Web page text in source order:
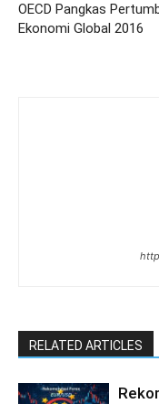
OECD Pangkas
Ekonomi Global 2016
RELATED ARTICLES